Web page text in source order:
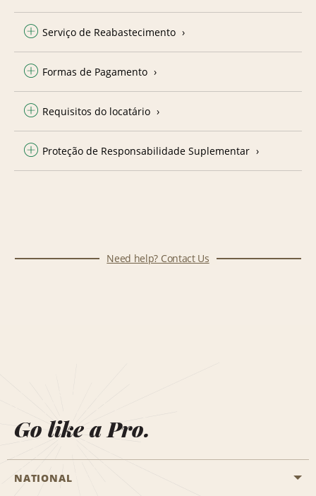
Serviço de Reabastecimento
Formas de Pagamento
Requisitos do locatário
Proteção de Responsabilidade Suplementar
Need help? Contact Us
Go like a Pro.
NATIONAL